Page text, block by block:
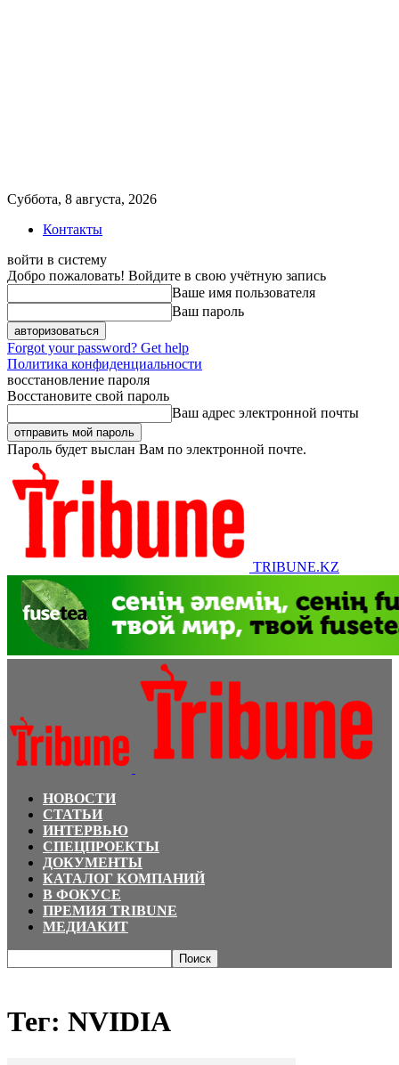
Суббота, 8 августа, 2026
Контакты
войти в систему
Добро пожаловать! Войдите в свою учётную запись
Ваше имя пользователя
Ваш пароль
Forgot your password? Get help
Политика конфиденциальности
восстановление пароля
Восстановите свой пароль
Ваш адрес электронной почты
Пароль будет выслан Вам по электронной почте.
TRIBUNE.KZ
НОВОСТИ
СТАТЬИ
ИНТЕРВЬЮ
СПЕЦПРОЕКТЫ
ДОКУМЕНТЫ
КАТАЛОГ КОМПАНИЙ
В ФОКУСЕ
ПРЕМИЯ TRIBUNE
МЕДИАКИТ
Тег: NVIDIA